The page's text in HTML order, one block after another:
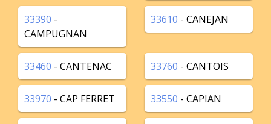
33390 -
CAMPUGNAN
33610 - CANEJAN
33460 - CANTENAC 33760 - CANTOIS
33970 - CAP FERRET 33550 - CAPIAN